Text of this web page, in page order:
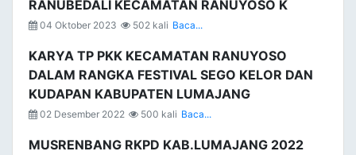
RANUBEDALI KECAMATAN RANUYOSO K
04 Oktober 2023 502 kali Baca...
KARYA TP PKK KECAMATAN RANUYOSO
DALAM RANGKA FESTIVAL SEGO KELOR DAN
KUDAPAN KABUPATEN LUMAJANG
02 Desember 2022 500 kali Baca...
MUSRENBANG RKPD KAB.LUMAJANG 2022